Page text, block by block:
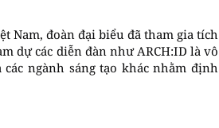
Nam, đoàn đại biểu đã tham gia tích
dự các diễn đàn như ARCH:ID là vô
ngành sáng tạo khác nhằm định